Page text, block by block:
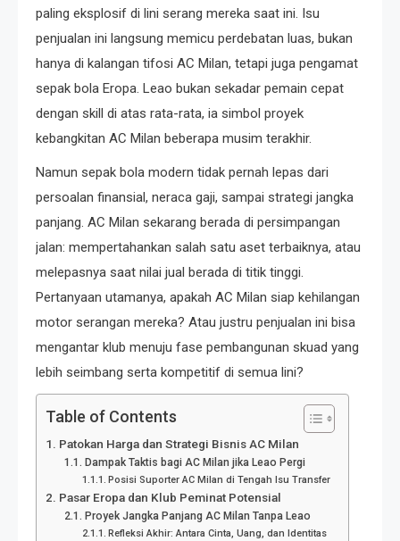
paling eksplosif di lini serang mereka saat ini. Isu
penjualan ini langsung memicu perdebatan luas, bukan
hanya di kalangan tifosi AC Milan, tetapi juga pengamat
sepak bola Eropa. Leao bukan sekadar pemain cepat
dengan skill di atas rata-rata, ia simbol proyek
kebangkitan AC Milan beberapa musim terakhir.
Namun sepak bola modern tidak pernah lepas dari
persoalan finansial, neraca gaji, sampai strategi jangka
panjang. AC Milan sekarang berada di persimpangan
jalan: mempertahankan salah satu aset terbaiknya, atau
melepasnya saat nilai jual berada di titik tinggi.
Pertanyaan utamanya, apakah AC Milan siap kehilangan
motor serangan mereka? Atau justru penjualan ini bisa
mengantar klub menuju fase pembangunan skuad yang
lebih seimbang serta kompetitif di semua lini?
Table of Contents
Patokan Harga dan Strategi Bisnis AC Milan
Dampak Taktis bagi AC Milan jika Leao Pergi
Posisi Suporter AC Milan di Tengah Isu Transfer
Pasar Eropa dan Klub Peminat Potensial
Proyek Jangka Panjang AC Milan Tanpa Leao
Refleksi Akhir: Antara Cinta, Uang, dan Identitas